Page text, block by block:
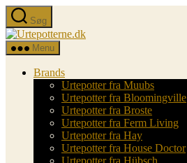
Spring
til
indholdet
Søg
Urtepotterne.dk
Menu
Brands
Urtepotter fra Muubs
Urtepotter fra Bloomingville
Urtepotter fra Broste
Urtepotter fra Ferm Living
Urtepotter fra Hay
Urtepotter fra House Doctor
Urtepotter fra Hübsch